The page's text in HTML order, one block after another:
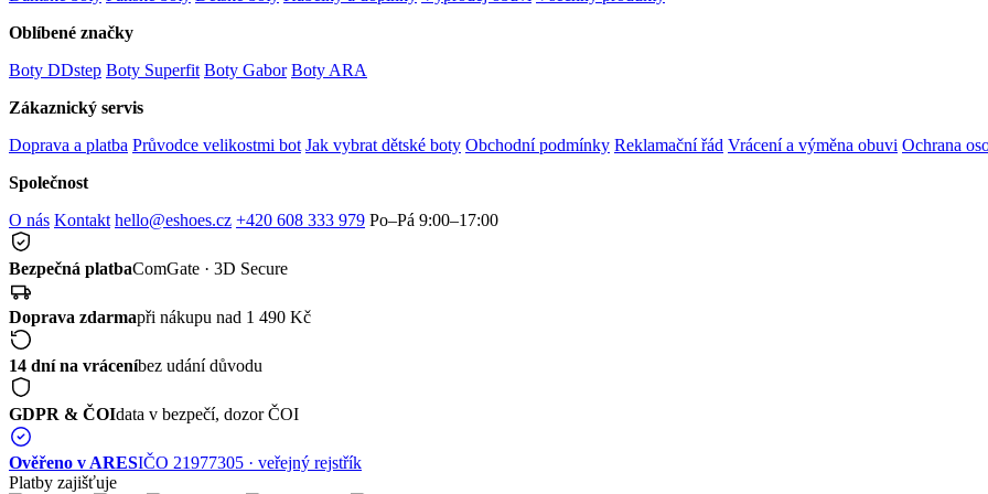
Oblíbené značky
Boty DDstep Boty Superfit Boty Gabor Boty ARA
Zákaznický servis
Doprava a platba Průvodce velikostmi bot Jak vybrat dětské boty Obchodní podmínky Reklamační řád Vrácení a výměna obuvi Ochrana
Společnost
O nás Kontakt hello@eshoes.cz +420 608 333 979 Po–Pá 9:00–17:00
Bezpečná platbaComGate · 3D Secure
Doprava zdarmapři nákupu nad 1 490 Kč
14 dní na vráceníbez udání důvodu
GDPR & ČOIdata v bezpečí, dozor ČOI
Ověřeno v ARESIČO 21977305 · veřejný rejstřík
Platby zajišťuje